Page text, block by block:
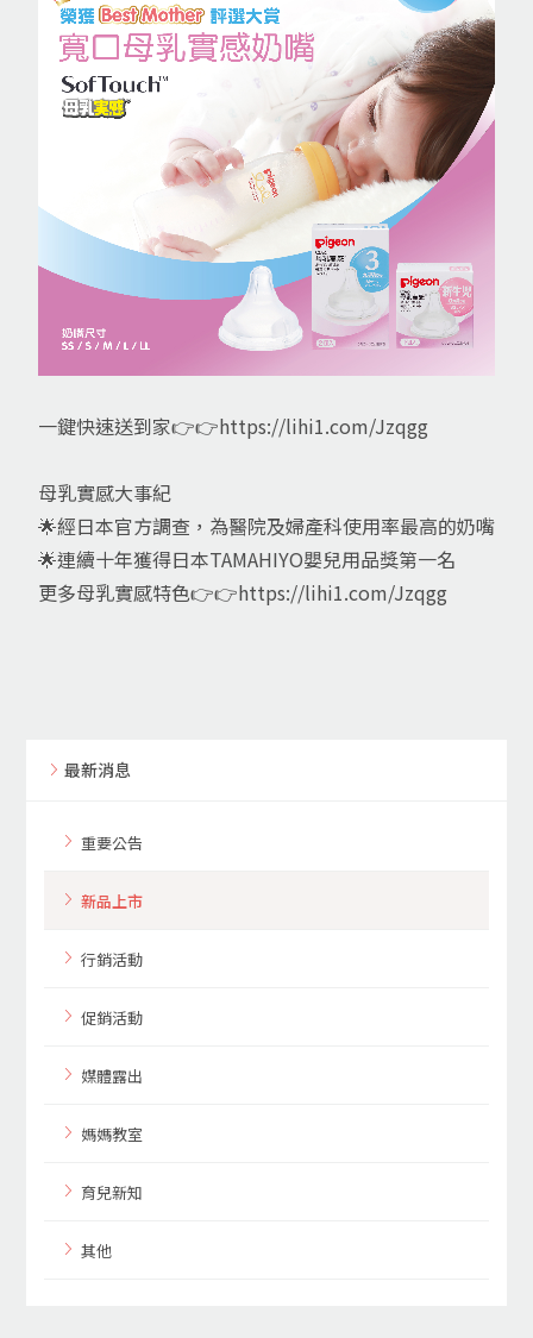
一鍵快速送到家👉👉https://lihi1.com/Jzqgg
母乳實感大事紀
🌟經日本官方調查，為醫院及婦產科使用率最高的奶嘴
🌟連續十年獲得日本TAMAHIYO嬰兒用品獎第一名
更多母乳實感特色👉👉https://lihi1.com/Jzqgg
最新消息
重要公告
新品上市
行銷活動
促銷活動
媒體露出
媽媽教室
育兒新知
其他